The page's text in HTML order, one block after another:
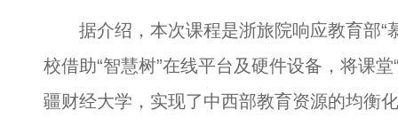
据介绍，本次课程是浙旅院响应教育部“
校借助“智慧树”在线平台及硬件设备，将课
疆财经大学，实现了中西部教育资源的均衡